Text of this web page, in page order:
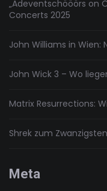
„Adeventschööörs on
Concerts 2025
John Williams in
John Wick 3 – Wo
Matrix Resurrections:
Shrek zum
Meta